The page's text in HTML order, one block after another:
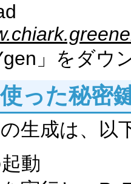
」をダウ
った秘密
生成は、以
動